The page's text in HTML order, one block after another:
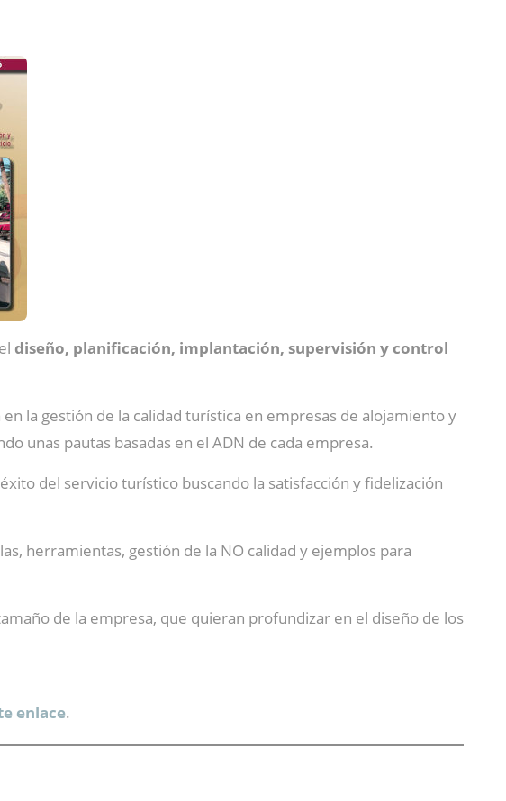
diseño, planificación, implantación, supervisión y control
en la gestión de la calidad turística en empresas de alojamiento y
unas pautas basadas en el ADN de cada empresa.
del servicio turístico buscando la satisfacción y fidelización
herramientas, gestión de la NO calidad y ejemplos para
de la empresa, que quieran profundizar en el diseño de los
enlace.